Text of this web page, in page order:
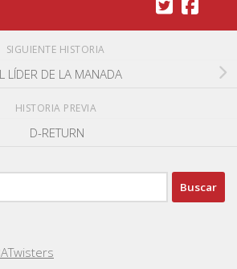
SIGUIENTE HISTORIA
LÍDER DE LA MANADA
HISTORIA PREVIA
D-RETURN